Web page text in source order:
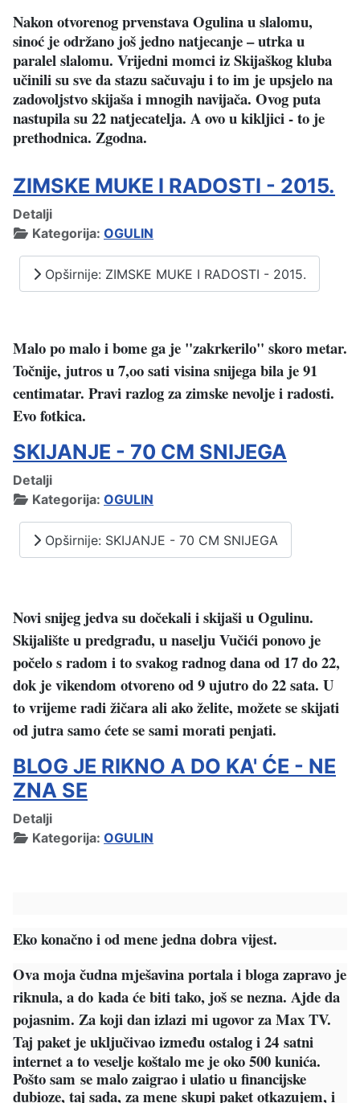
Nakon otvorenog prvenstava Ogulina u slalomu,
sinoć je održano još jedno natjecanje – utrka u
paralel slalomu. Vrijedni momci iz Skijaškog kluba
učinili su sve da stazu sačuvaju i to im je upsjelo na
zadovoljstvo skijaša i mnogih navijača. Ovog puta
nastupila su 22 natjecatelja. A ovo u kikljici - to je
prethodnica. Zgodna.
ZIMSKE MUKE I RADOSTI - 2015.
Detalji
Kategorija: OGULIN
Opširnije: ZIMSKE MUKE I RADOSTI - 2015.
Malo po malo i bome ga je "zakrkerilo" skoro metar.
Točnije, jutros u 7,oo sati visina snijega bila je 91
centimatar. Pravi razlog za zimske nevolje i radosti.
Evo fotkica.
SKIJANJE - 70 CM SNIJEGA
Detalji
Kategorija: OGULIN
Opširnije: SKIJANJE - 70 CM SNIJEGA
Novi snijeg jedva su dočekali i skijaši u Ogulinu.
Skijalište u predgrađu, u naselju Vučići ponovo je
počelo s radom i to svakog radnog dana od 17 do 22,
dok je vikendom otvoreno od 9 ujutro do 22 sata. U
to vrijeme radi žičara ali ako želite, možete se skijati
od jutra samo ćete se sami morati penjati.
BLOG JE RIKNO A DO KA' ĆE - NE
ZNA SE
Detalji
Kategorija: OGULIN
Eko konačno i od mene jedna dobra vijest.
Ova moja čudna mješavina portala i bloga zapravo je
riknula, a do kada će biti tako, još se nezna. Ajde da
pojasnim. Za koji dan izlazi mi ugovor za Max TV.
Taj paket je uključivao između ostalog i 24 satni
internet a to veselje koštalo me je oko 500 kunića.
Pošto sam se malo zaigrao i ulatio u financijske
dubioze, taj sada, za mene skupi paket otkazujem, i